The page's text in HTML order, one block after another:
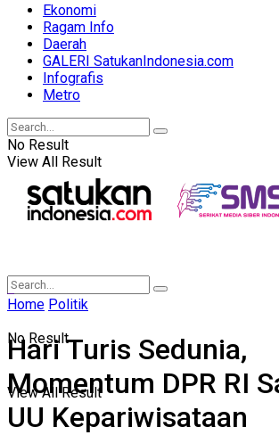
Ekonomi
Ragam Info
Daerah
GALERI SatukanIndonesia.com
Infografis
Metro
No Result
View All Result
No Result
View All Result
Home Politik
Hari Turis Sedunia,
Momentum DPR RI
UU Kepariwisataan